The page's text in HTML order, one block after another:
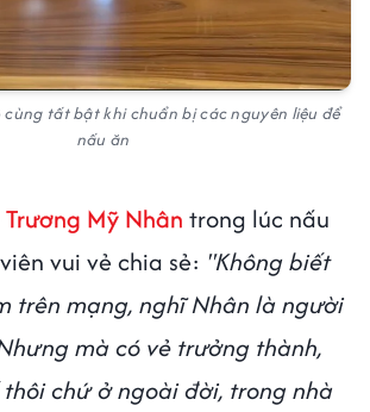
cùng tất bật khi chuẩn bị các nguyên liệu để
nấu ăn
Trương Mỹ Nhân trong lúc nấu
vui vẻ chia sẻ: "Không biết
trên mạng, nghĩ Nhân là người
mà có vẻ trưởng thành,
chứ ở ngoài đời, trong nhà